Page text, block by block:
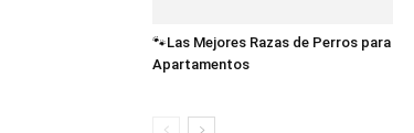
🐾Las Mejores Razas de Perros para
Apartamentos